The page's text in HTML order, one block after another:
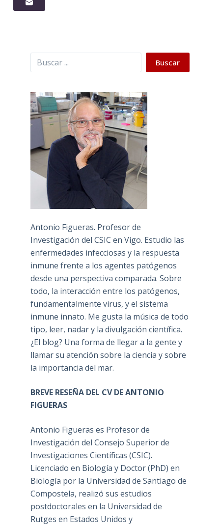
Buscar Buscar
Antonio Figueras. Profesor de
Investigación del CSIC en Vigo. Estudio las
enfermedades infecciosas y la respuesta
inmune frente a los agentes patógenos
desde una perspectiva comparada. Sobre
todo, la interacción entre los patógenos,
fundamentalmente virus, y el sistema
inmune innato. Me gusta la música de todo
tipo, leer, nadar y la divulgación científica.
¿El blog? Una forma de llegar a la gente y
llamar su atención sobre la ciencia y sobre
la importancia del mar.
BREVE RESEÑA DEL CV DE ANTONIO
FIGUERAS
Antonio Figueras es Profesor de
Investigación del Consejo Superior de
Investigaciones Científicas (CSIC).
Licenciado en Biología y Doctor (PhD) en
Biología por la Universidad de Santiago de
Compostela, realizó sus estudios
postdoctorales en la Universidad de
Rutges en Estados Unidos y